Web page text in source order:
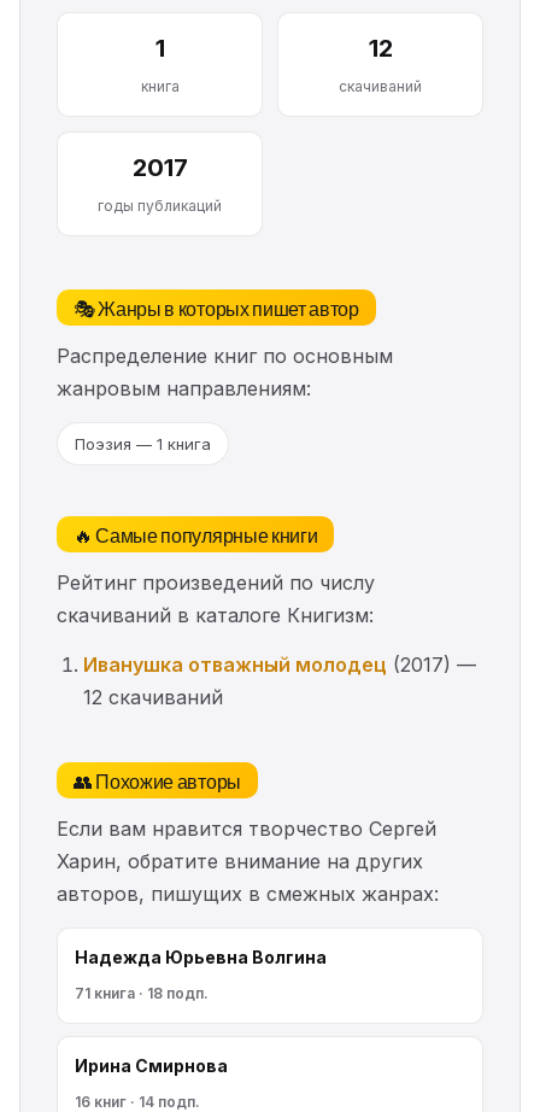
1
книга
12
скачиваний
2017
годы публикаций
🎭 Жанры в которых пишет автор
Распределение книг по основным
жанровым направлениям:
Поэзия — 1 книга
🔥 Самые популярные книги
Рейтинг произведений по числу
скачиваний в каталоге Книгизм:
Иванушка отважный молодец (2017) —
12 скачиваний
👥 Похожие авторы
Если вам нравится творчество Сергей
Харин, обратите внимание на других
авторов, пишущих в смежных жанрах:
Надежда Юрьевна Волгина
71 книга · 18 подп.
Ирина Смирнова
16 книг · 14 подп.